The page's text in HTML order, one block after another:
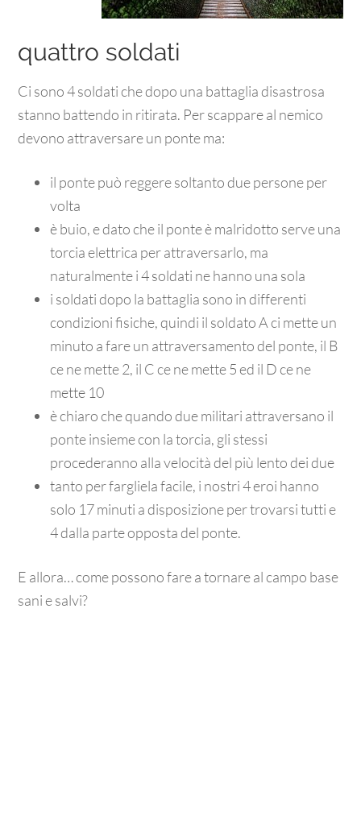
quattro soldati
Ci sono 4 soldati che dopo una battaglia disastrosa
stanno battendo in ritirata. Per scappare al nemico
devono attraversare un ponte ma:
il ponte può reggere soltanto due persone per
volta
è buio, e dato che il ponte è malridotto serve una
torcia elettrica per attraversarlo, ma
naturalmente i 4 soldati ne hanno una sola
i soldati dopo la battaglia sono in differenti
condizioni fisiche, quindi il soldato A ci mette un
minuto a fare un attraversamento del ponte, il B
ce ne mette 2, il C ce ne mette 5 ed il D ce ne
mette 10
è chiaro che quando due militari attraversano il
ponte insieme con la torcia, gli stessi
procederanno alla velocità del più lento dei due
tanto per fargliela facile, i nostri 4 eroi hanno
solo 17 minuti a disposizione per trovarsi tutti e
4 dalla parte opposta del ponte.
E allora… come possono fare a tornare al campo base
sani e salvi?